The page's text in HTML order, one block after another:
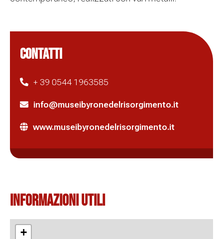
CONTATTI
+ 39 0544 1963585
info@museibyronedelrisorgimento.it
www.museibyronedelrisorgimento.it
Informazioni Utili
+